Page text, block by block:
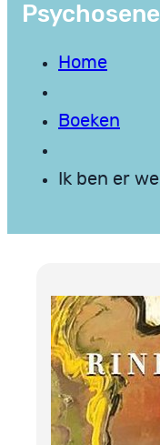
Home
Boeken
Ik ben er